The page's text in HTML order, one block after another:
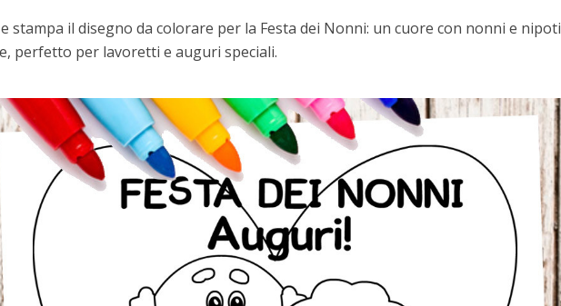
e stampa il disegno da colorare per la Festa dei Nonni: un cuore con nonni e
perfetto per lavoretti e auguri speciali.